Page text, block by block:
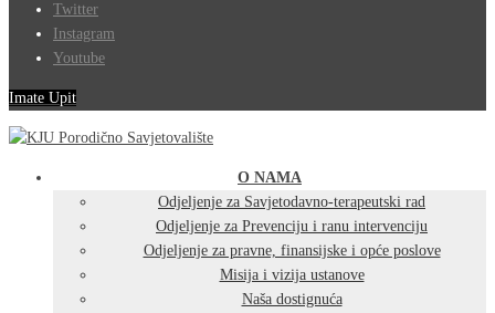
Twitter
Instagram
Youtube
Imate Upit
O NAMA
Odjeljenje za Savjetodavno-terapeutski rad
Odjeljenje za Prevenciju i ranu intervenciju
Odjeljenje za pravne, finansijske i opće poslove
Misija i vizija ustanove
Naša dostignuća